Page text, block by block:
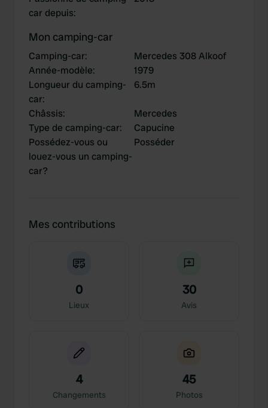
car depuis:
Mon camping-car
Camping-car:
Mercedes 308 Alkoof
Année-modèle:
1979
Longueur du camping-
car:
6.5m
Châssis:
Mercedes
Type de camping-car:
Capucine
Possédez-vous ou
louez-vous un camping-
car?
Posséder
Mes contributions
0
Lieux
30
Avis
4
Changements
45
Photos